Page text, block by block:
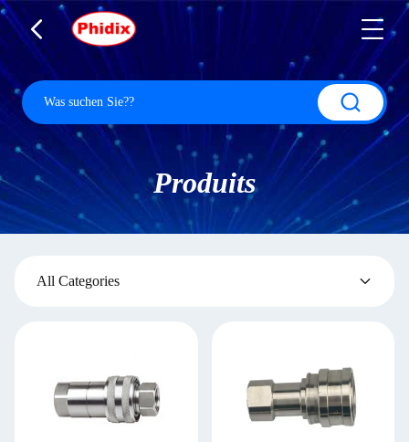
Produits
All Categories